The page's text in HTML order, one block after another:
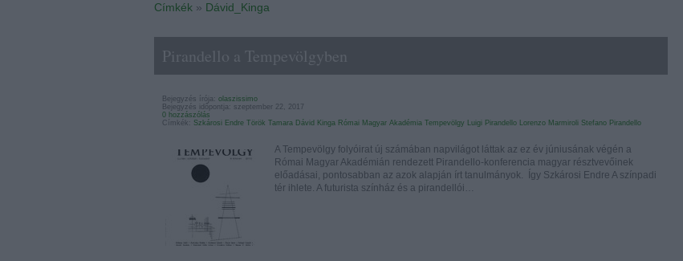
Címkék » Dávid_Kinga
Pirandello a Tempevölgyben
Bejegyzés írója: olaszissimo
Bejegyzés időpontja: szeptember 22, 2017
0 hozzászólás
Címkék: Szkárosi Endre Török Tamara Dávid Kinga Római Magyar Akadémia Tempevölgy Luigi Pirandello Lorenzo Marmiroli Stefano Pirandello
A Tempevölgy folyóirat új számában napvilágot láttak az ez év júniusának végén a
Római Magyar Akadémián rendezett Pirandello-konferencia magyar résztvevőinek
előadásai, pontosabban az azok alapján írt tanulmányok. Így Szkárosi Endre A színpadi
tér ihlete. A futurista színház és a pirandellói…